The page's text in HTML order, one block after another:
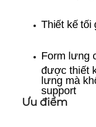
Thiết kế tối
Form lưng
được thiết
lưng mà
support
Ưu điểm